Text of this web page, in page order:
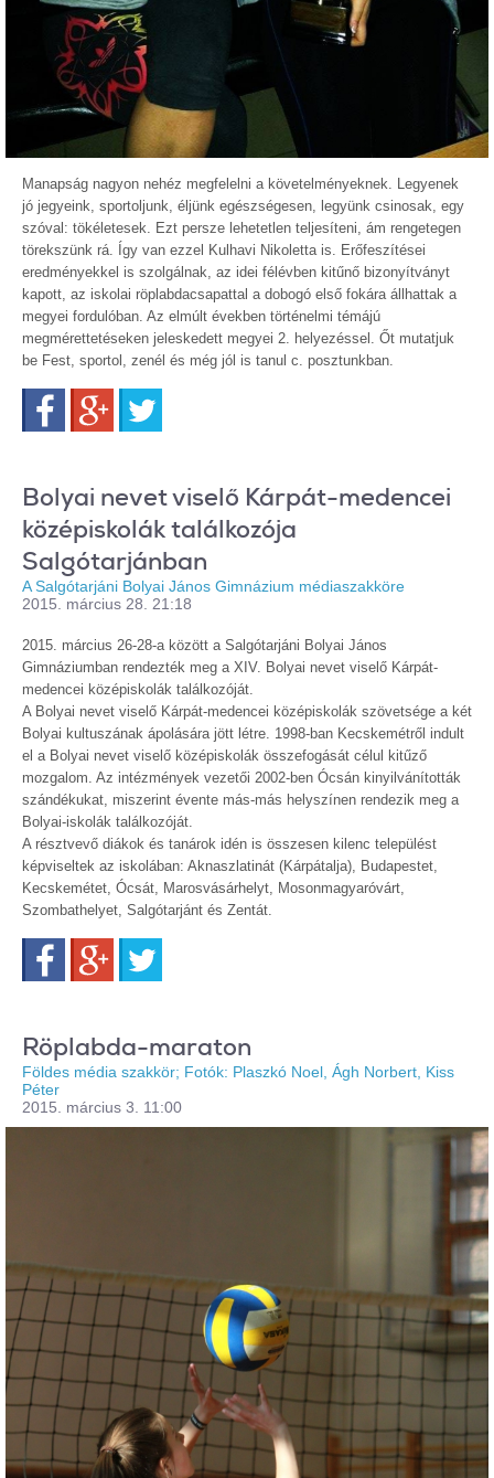
Manapság nagyon nehéz megfelelni a követelményeknek. Legyenek
jó jegyeink, sportoljunk, éljünk egészségesen, legyünk csinosak, egy
szóval: tökéletesek. Ezt persze lehetetlen teljesíteni, ám rengetegen
törekszünk rá. Így van ezzel Kulhavi Nikoletta is. Erőfeszítései
eredményekkel is szolgálnak, az idei félévben kitűnő bizonyítványt
kapott, az iskolai röplabdacsapattal a dobogó első fokára állhattak a
megyei fordulóban. Az elmúlt években történelmi témájú
megmérettetéseken jeleskedett megyei 2. helyezéssel. Őt mutatjuk
be Fest, sportol, zenél és még jól is tanul c. posztunkban.
FacebookGoogle+
Bolyai nevet viselő Kárpát-medencei
középiskolák találkozója
Salgótarjánban
A Salgótarjáni Bolyai János Gimnázium médiaszakköre
2015. március 28. 21:18
2015. március 26-28-a között a Salgótarjáni Bolyai János
Gimnáziumban rendezték meg a XIV. Bolyai nevet viselő Kárpát-
medencei középiskolák találkozóját.
A Bolyai nevet viselő Kárpát-medencei középiskolák szövetsége a két
Bolyai kultuszának ápolására jött létre. 1998-ban Kecskemétről indult
el a Bolyai nevet viselő középiskolák összefogását célul kitűző
mozgalom. Az intézmények vezetői 2002-ben Ócsán kinyilvánították
szándékukat, miszerint évente más-más helyszínen rendezik meg a
Bolyai-iskolák találkozóját.
A résztvevő diákok és tanárok idén is összesen kilenc települést
képviseltek az iskolában: Aknaszlatinát (Kárpátalja), Budapestet,
Kecskemétet, Ócsát, Marosvásárhelyt, Mosonmagyaróvárt,
Szombathelyet, Salgótarjánt és Zentát.
FacebookGoogle+
Röplabda-maraton
Földes média szakkör; Fotók: Plaszkó Noel, Ágh Norbert, Kiss
Péter
2015. március 3. 11:00